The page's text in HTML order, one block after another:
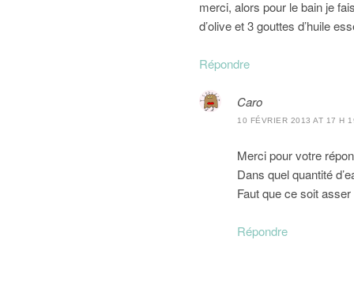
merci, alors pour le bain je
d’olive et 3 gouttes d’huile
Répondre
Caro
10 FÉVRIER 2013 AT 17 H
Merci pour votre
Dans quel quantité
Faut que ce soit
Répondre